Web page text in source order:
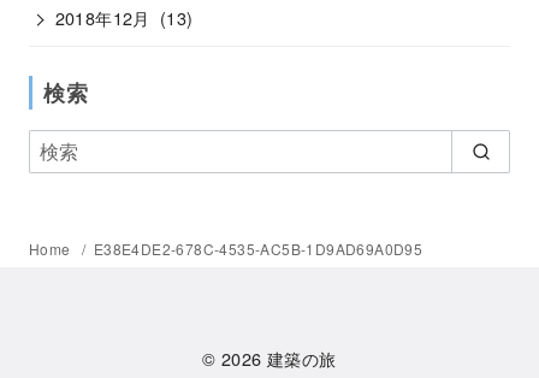
2018年12月 (13)
検索
Home E38E4DE2-678C-4535-AC5B-1D9AD69A0D95
© 2026建築の旅